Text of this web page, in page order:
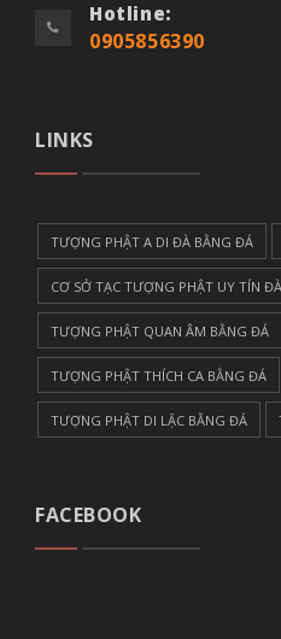
Hotline:
0905856390
LINKS
TƯỢNG PHẬT A DI ĐÀ BẰNG ĐÁ
CƠ SỞ TẠC TƯỢNG PHẬT UY TÍN
TƯỢNG PHẬT QUAN ÂM BẰNG ĐÁ
TƯỢNG PHẬT THÍCH CA BẰNG ĐÁ
TƯỢNG PHẬT DI LẶC BẰNG ĐÁ
FACEBOOK